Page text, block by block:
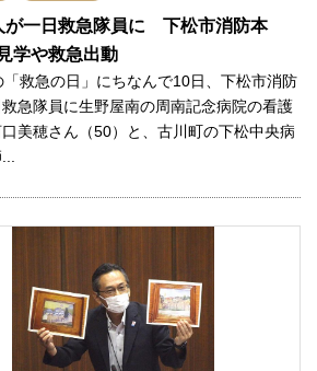
が一日救急隊員に 下松市消防本
学や救急出動
救急の日」にちなんで10日、下松市消防
急隊員に生野屋南の周南記念病院の看護
美穂さん（50）と、古川町の下松中央病